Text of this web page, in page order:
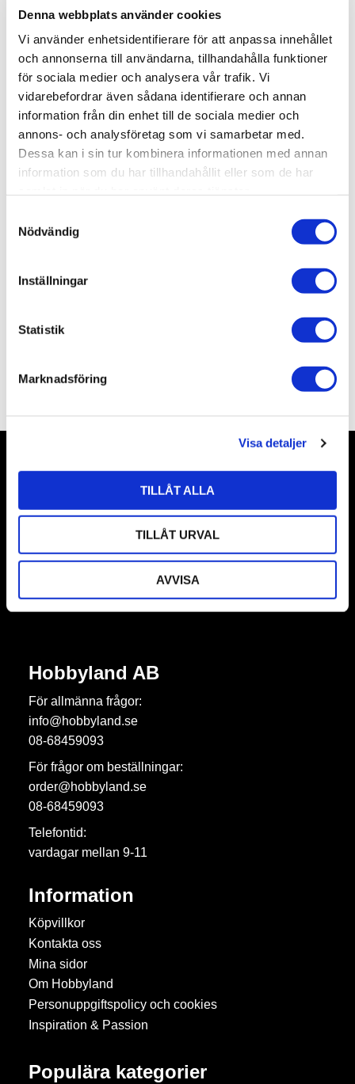
Denna webbplats använder cookies
Vi använder enhetsidentifierare för att anpassa innehållet
och annonserna till användarna, tillhandahålla funktioner
för sociala medier och analysera vår trafik. Vi
vidarebefordrar även sådana identifierare och annan
information från din enhet till de sociala medier och
annons- och analysföretag som vi samarbetar med.
Dessa kan i sin tur kombinera informationen med annan
information som du har tillhandahållit eller som de har
Nödvändig
Inställningar
Statistik
Marknadsföring
Visa detaljer
TILLÅT ALLA
TILLÅT URVAL
AVVISA
+
-
Lägg till i favoriter
Artikelnr
BBLBF0494
Leveranstid
skickas från oss inom 3-5 vardagar
Omdömen
Nyhetsbrev
Prenumerera
Hobbyland AB
För allmänna frågor:
info@hobbyland.se
08-68459093
För frågor om beställningar:
order@hobbyland.se
08-68459093
Telefontid:
vardagar mellan 9-11
Information
Köpvillkor
Kontakta oss
Mina sidor
Om Hobbyland
Personuppgiftspolicy och cookies
Inspiration & Passion
Populära kategorier